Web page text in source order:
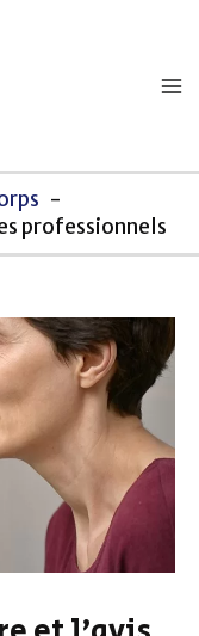
professionnels